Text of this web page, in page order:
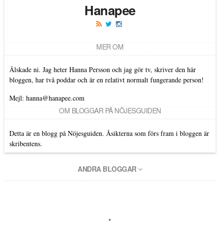
Hanapee
MER OM
Älskade ni. Jag heter Hanna Persson och jag gör tv, skriver den här
bloggen, har två poddar och är en relativt normalt fungerande person!
Mejl: hanna@hanapee.com
OM BLOGGAR PÅ NÖJESGUIDEN
Detta är en blogg på Nöjesguiden. Åsikterna som förs fram i bloggen är
skribentens.
ANDRA BLOGGAR